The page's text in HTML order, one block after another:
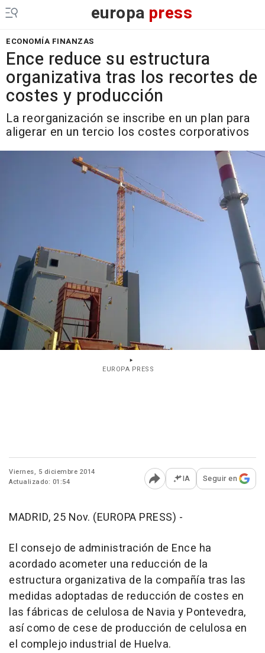
europa press
ECONOMÍA FINANZAS
Ence reduce su estructura
organizativa tras los recortes de
costes y producción
La reorganización se inscribe en un plan para
aligerar en un tercio los costes corporativos
EUROPA PRESS
Viernes, 5 diciembre 2014
Actualizado: 01:54
Abrir opciones para
IA Seguir en
MADRID, 25 Nov. (EUROPA PRESS) -
El consejo de administración de Ence ha
acordado acometer una reducción de la
estructura organizativa de la compañía tras las
medidas adoptadas de reducción de costes en
las fábricas de celulosa de Navia y Pontevedra,
así como de cese de producción de celulosa en
el complejo industrial de Huelva.